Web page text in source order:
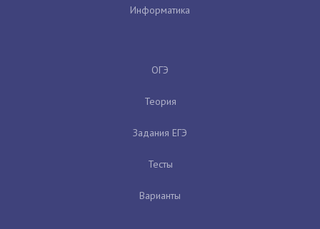
Информатика
ОГЭ
Теория
Задания ЕГЭ
Тесты
Варианты